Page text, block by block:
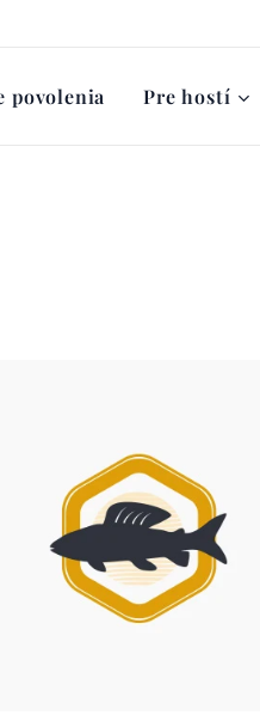
povolenia Pre hostí